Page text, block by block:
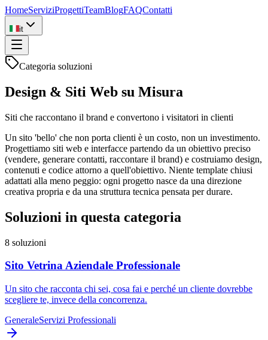
HomeServiziProgettiTeamBlogFAQContatti
it
Categoria soluzioni
Design & Siti Web su Misura
Siti che raccontano il brand e convertono i visitatori in clienti
Un sito 'bello' che non porta clienti è un costo, non un investimento.
Progettiamo siti web e interfacce partendo da un obiettivo preciso
(vendere, generare contatti, raccontare il brand) e costruiamo design,
contenuti e codice attorno a quell'obiettivo. Niente template chiusi
adattati alla meno peggio: ogni progetto nasce da una direzione
creativa propria e da una struttura tecnica pensata per durare.
Soluzioni in questa categoria
8 soluzioni
Sito Vetrina Aziendale Professionale
Un sito che racconta chi sei, cosa fai e perché un cliente dovrebbe
scegliere te, invece della concorrenza.
GeneraleServizi Professionali